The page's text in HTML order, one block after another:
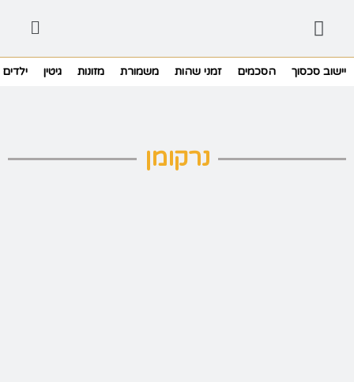
יישוב סכסוך הסכמים זמני שהות משמורת מזונות גיטין ילדים
נרקומן